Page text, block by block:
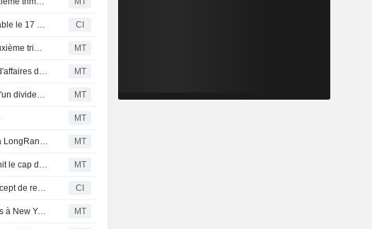
Yum China Holdings, Inc. annonce un dividende en numéraire, payable le 17 septembre 2026 CI
Yum China : hausse du bénéfice ajusté et du chiffre d'affaires au deuxième trimestre MT
Flash résultats (YUMC) : Yum China Holdings, Inc. publie un chiffre d'affaires de 3,14 milliards de dollars au deuxième trimestre, contre 3,05 milliards de dollars attendus par le consensus FactSet MT
Le conseil d'administration de Yum China examinera le versement d'un dividende trimestriel vers le 30 juillet MT
MT
Yum! Brands serait en pourparlers pour céder l'enseigne Pizza Hut à LongRange Capital MT
Yum China : KPRO, l'enseigne de restauration légère de KFC, franchit le cap des 300 points de vente MT
Yum China Holdings, Inc. annonce le lancement par KPRO, son concept de restauration légère KFC, de deux nouvelles gammes de produits riches en protéines : les sandwichs Energy PRO et des smoothies au yaourt protéinés CI
Yum China projette de racheter pour 512 millions de dollars d'actions à New York et Hong Kong MT